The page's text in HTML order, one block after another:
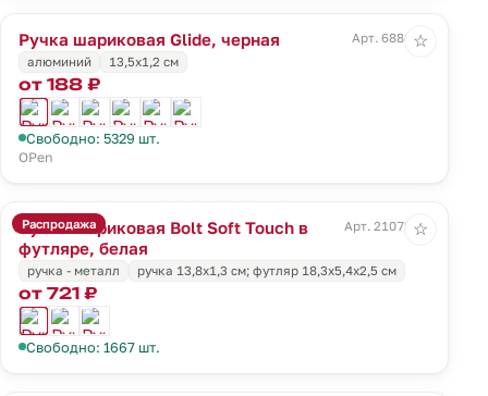
Ручка шариковая Glide, черная
Арт. 6886.30
алюминий
13,5х1,2 см
от 188 ₽
Свободно: 5329 шт.
OPen
☆
Распродажа
Ручка шариковая Bolt Soft Touch в
футляре, белая
Арт. 21072.60
ручка - металл ручка 13,8х1,3 см; футляр 18,3х5,4х2,5 см
от 721 ₽
Свободно: 1667 шт.
☆